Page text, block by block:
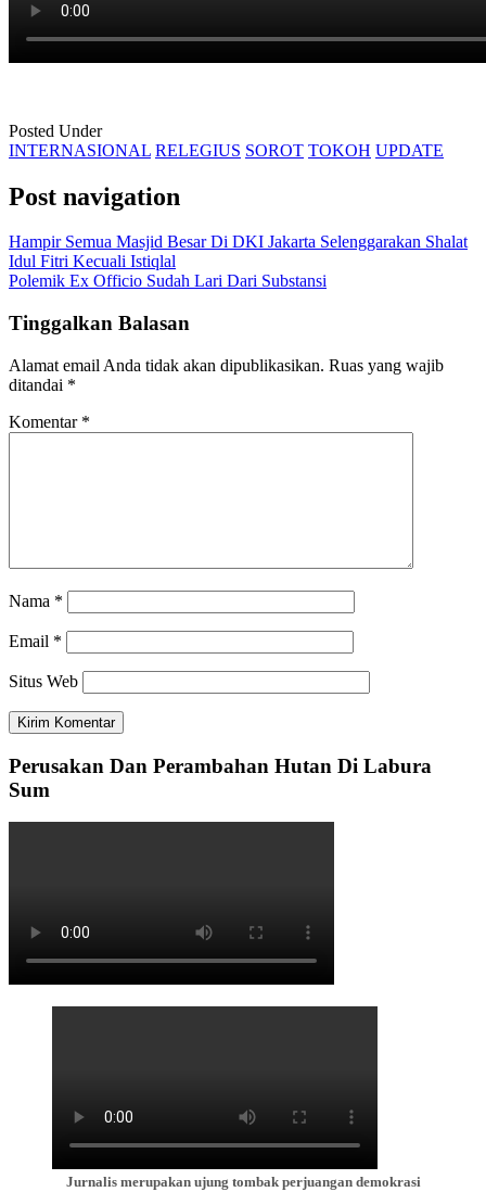
Posted Under
INTERNASIONAL RELEGIUS SOROT TOKOH UPDATE
Post navigation
Hampir Semua Masjid Besar Di DKI Jakarta Selenggarakan Shalat
Idul Fitri Kecuali Istiqlal
Polemik Ex Officio Sudah Lari Dari Substansi
Tinggalkan Balasan
Alamat email Anda tidak akan dipublikasikan. Ruas yang wajib
ditandai *
Komentar *
Nama *
Email *
Situs Web
Perusakan Dan Perambahan Hutan Di Labura
Sum
Jurnalis merupakan ujung tombak perjuangan demokrasi